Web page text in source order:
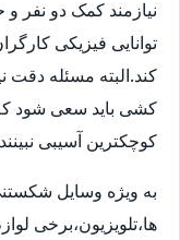
نیازمند کمک دو نفر
توانایی فیزیکی
کند.البته مسئله
کشی باید سعی شود که
کوچکترین آسیبی
به ویژه وسایل
ها،تلویزیون،برخی